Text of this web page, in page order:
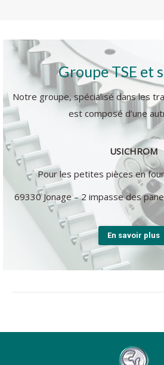
Groupe TSE et
Notre groupe, spécialisé dans les
est composé d’une
USICHROM
Pour les petites pièces en
69330 Jonage – 2 impasse des
En savoir plus